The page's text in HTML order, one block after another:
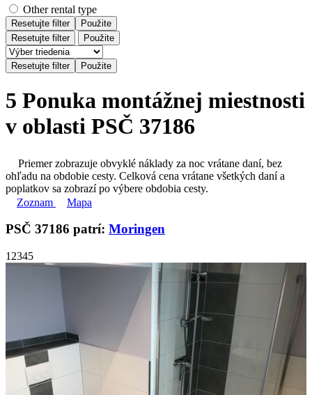
Other rental type
Resetujte filter
Použite
Resetujte filter
Použite
5 Ponuka montážnej miestnosti
v oblasti PSČ 37186
Priemer zobrazuje obvyklé náklady za noc vrátane daní, bez
ohľadu na obdobie cesty. Celková cena vrátane všetkých daní a
poplatkov sa zobrazí po výbere obdobia cesty.
Zoznam
Mapa
PSČ 37186 patrí: Moringen
1 2345